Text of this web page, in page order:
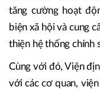
tăng cường hoạt
biện xã hội và cung
thiện hệ thống chính
Cùng với đó, Viện
với các cơ quan,